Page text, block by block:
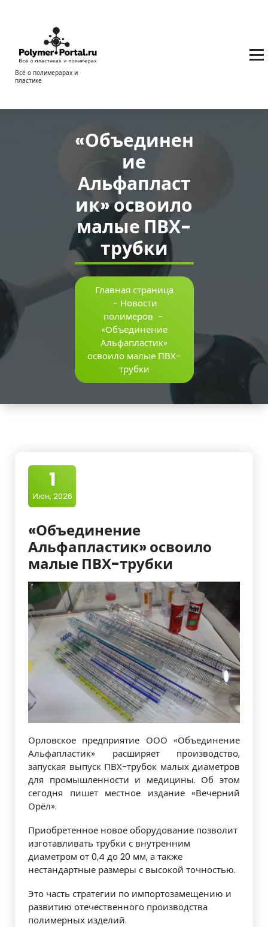
содержимому
Всё о полимерарах и
пластике
«Объединен
ие
Альфапласт
ик» освоило
малые ПВХ-
трубки
Главная страница
- Новости
полимеров -
«Объединение
Альфапластик»
освоило малые ПВХ-
трубки
1
Июн, 2026
«Объединение
Альфапластик» освоило
малые ПВХ-трубки
Орловское предприятие ООО «Объединение
Альфапластик» расширяет производство,
запуская выпуск ПВХ-трубок малых диаметров
для промышленности и медицины. Об этом
сегодня пишет местное издание «Вечерний
Орёл».
Приобретенное новое оборудование позволит
изготавливать трубки с внутренним
диаметром от 0,4 до 20 мм, а также
нестандартные размеры с высокой точностью.
Это часть стратегии по импортозамещению и
развитию отечественного производства
полимерных изделий.